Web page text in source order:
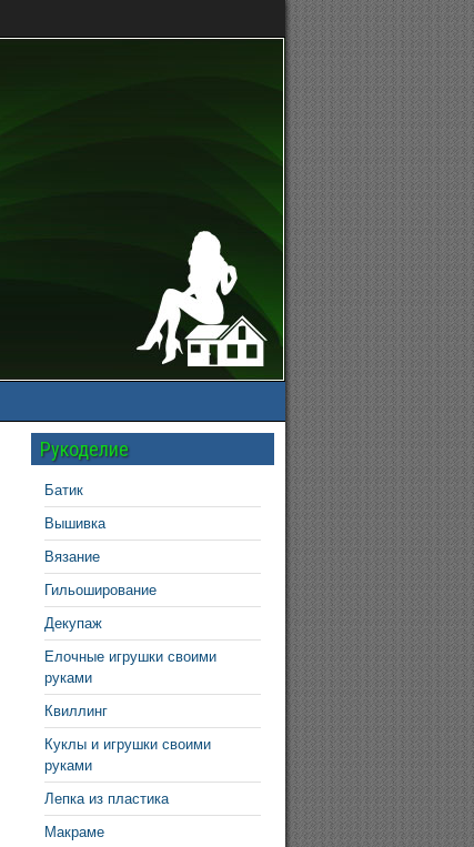
Рукоделие
Батик
Вышивка
Вязание
Гильоширование
Декупаж
Елочные игрушки своими
руками
Квиллинг
Куклы и игрушки своими
руками
Лепка из пластика
Макраме